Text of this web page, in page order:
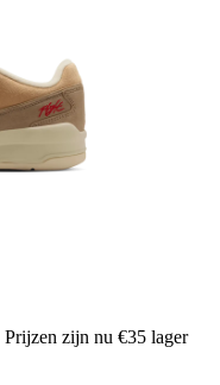
zijn nu €35 lager